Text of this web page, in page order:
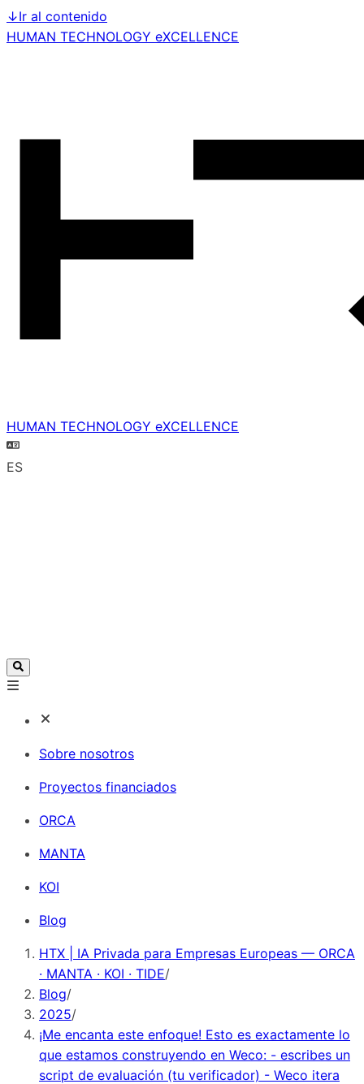
↓Ir al contenido
HUMAN TECHNOLOGY eXCELLENCE
HUMAN TECHNOLOGY eXCELLENCE
ES
Sobre nosotros
Proyectos financiados
ORCA
MANTA
KOI
Blog
HTX | IA Privada para Empresas Europeas — ORCA
· MANTA · KOI · TIDE/
Blog/
2025/
¡Me encanta este enfoque! Esto es exactamente lo
que estamos construyendo en Weco: - escribes un
script de evaluación (tu verificador) - Weco itera